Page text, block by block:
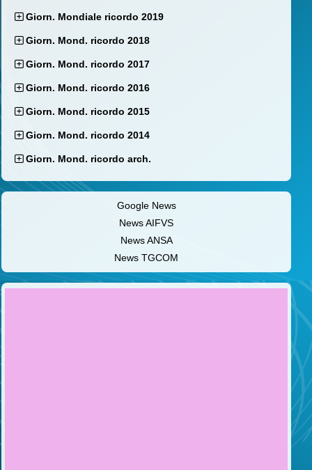
Giorn. Mondiale ricordo 2019
Giorn. Mond. ricordo 2018
Giorn. Mond. ricordo 2017
Giorn. Mond. ricordo 2016
Giorn. Mond. ricordo 2015
Giorn. Mond. ricordo 2014
Giorn. Mond. ricordo arch.
Google News
News AIFVS
News ANSA
News TGCOM